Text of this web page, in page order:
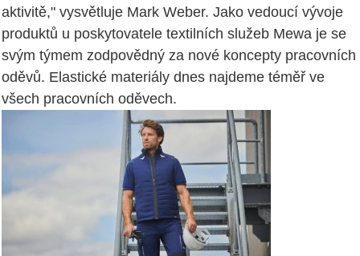
aktivitě," vysvětluje Mark Weber. Jako vedoucí vývoje
produktů u poskytovatele textilních služeb Mewa je se
svým týmem zodpovědný za nové koncepty pracovních
oděvů. Elastické materiály dnes najdeme téměř ve
všech pracovních oděvech.